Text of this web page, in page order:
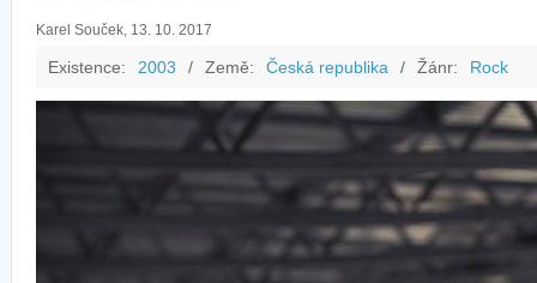
Karel Souček, 13. 10. 2017
Existence: 2003 / Země: Česká republika / Žánr: Rock